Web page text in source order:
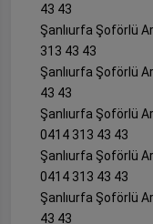
43 43
Şanlıurfa Şoförlü
313 43 43
Şanlıurfa Şoförlü
43 43
Şanlıurfa Şoförlü
0414 313 43 43
Şanlıurfa Şoförlü
0414 313 43 43
Şanlıurfa Şoförlü
43 43